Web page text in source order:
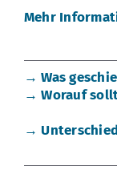
Mehr
→ Was
→ Worauf
→